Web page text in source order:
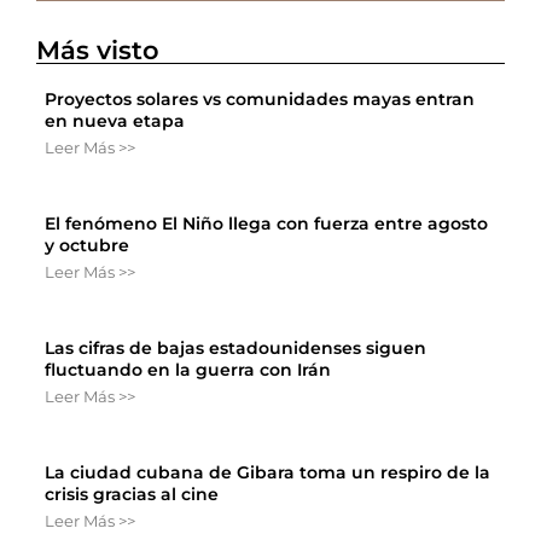
Más visto
Proyectos solares vs comunidades mayas entran
en nueva etapa
Leer Más >>
El fenómeno El Niño llega con fuerza entre agosto
y octubre
Leer Más >>
Las cifras de bajas estadounidenses siguen
fluctuando en la guerra con Irán
Leer Más >>
La ciudad cubana de Gibara toma un respiro de la
crisis gracias al cine
Leer Más >>